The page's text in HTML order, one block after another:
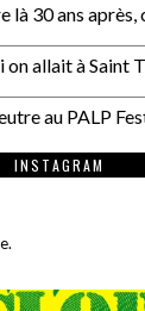
là 30 ans après,
allait à Saint
au PALP
INSTAGRAM